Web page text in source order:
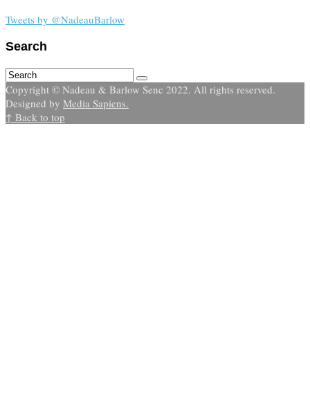
Tweets by @NadeauBarlow
Search
Copyright © Nadeau & Barlow Senc 2022. All rights reserved.
Designed by Media Sapiens.
↑ Back to top